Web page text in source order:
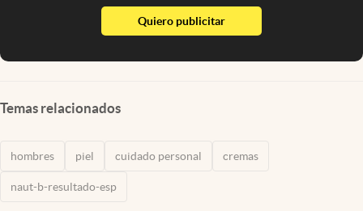
Quiero publicitarabre en nueva pestaña
Temas relacionados
hombres piel cuidado personal cremas
naut-b-resultado-esp